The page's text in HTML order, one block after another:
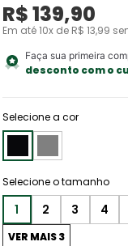
R$139,90
Em até10x de R$ 13,99
Faça sua primeira
desconto com o
Selecione a cor
1 2 3 4
VER MAIS 3